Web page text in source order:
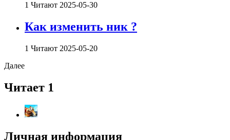
1 Читают 2025-05-30
Как изменить ник ?
1 Читают 2025-05-20
Далее
Читает 1
Личная информация